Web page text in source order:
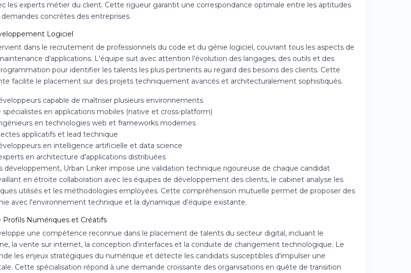
les experts métier du client. Cette rigueur garantit une correspondance optimale entre les aptitudes
concrètes des entreprises.
Logiciel
dans le recrutement de professionnels du code et du génie logiciel, couvrant tous les aspects de
d'applications. L'équipe suit avec attention l'évolution des langages, des outils et des
pour identifier les talents les plus pertinents au regard des besoins des clients. Cette
facilite le placement sur des projets techniquement avancés et architecturalement sophistiqués.
capable de maîtriser plusieurs environnements
en applications mobiles (native et cross-platform)
en technologies web et frameworks modernes
applicatifs et lead technique
en intelligence artificielle et data science
en architecture d'applications distribuées
développement, Urban Linker impose une validation technique rigoureuse de chaque candidat
en étroite collaboration avec les équipes de développement des clients, le cabinet analyse les
utilisés et les méthodologies employées. Cette compréhension mutuelle permet de proposer des
avec l'environnement technique et la dynamique d'équipe existante.
Numériques et Créatifs
une compétence reconnue dans le placement de talents du secteur digital, incluant le
la vente sur internet, la conception d'interfaces et la conduite de changement technologique. Le
les enjeux stratégiques du numérique et détecte les candidats susceptibles d'impulser une
Cette spécialisation répond à une demande croissante des organisations en quête de transition